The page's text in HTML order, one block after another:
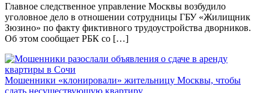
Главное следственное управление Москвы возбудило
уголовное дело в отношении сотрудницы ГБУ «Жилищник
Зюзино» по факту фиктивного трудоустройства дворников.
Об этом сообщает РБК со […]
Мошенники «клонировали» жительницу Москвы, чтобы
сдать несуществующую квартиру